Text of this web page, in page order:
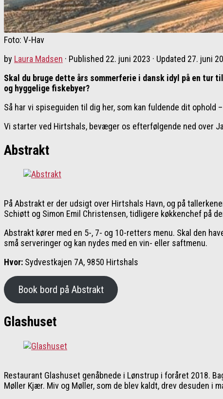
Foto: V-Hav
by Laura Madsen · Published 22. juni 2023 · Updated 27. juni
Skal du bruge dette års sommerferie i dansk idyl på en tur
og hyggelige fiskebyer?
Så har vi spiseguiden til dig her, som kan fuldende dit
Vi starter ved Hirtshals, bevæger os efterfølgende ned over
Abstrakt
På Abstrakt er der udsigt over Hirtshals Havn, og på
Schiøtt og Simon Emil Christensen, tidligere køkkenchef på
Abstrakt kører med en 5-, 7- og 10-retters menu. Skal den
små serveringer og kan nydes med en vin- eller saftmenu.
Hvor: Sydvestkajen 7A, 9850 Hirtshals
Book bord på Abstrakt
Glashuset
Restaurant Glashuset genåbnede i Lønstrup i foråret 2018.
Møller Kjær. Miv og Møller, som de blev kaldt, drev desuden i